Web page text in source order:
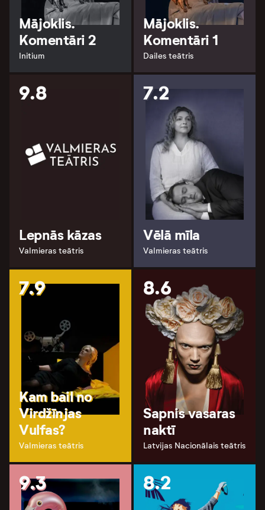
Mājoklis.
Komentāri 2
Initium
Mājoklis.
Komentāri 1
Dailes teātris
9.8
Lepnās kāzas
Valmieras teātris
7.2
Vēlā mīla
Valmieras teātris
7.9
Kam bail no
Virdžīnjas
Vulfas?
Valmieras teātris
8.6
Sapnis vasaras
naktī
Latvijas Nacionālais teātris
9.3 8.2